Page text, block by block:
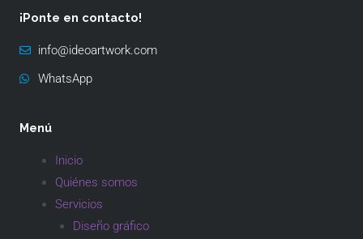
¡Ponte en contacto!
info@ideoartwork.com
WhatsApp
Menú
Inicio
Quiénes somos
Servicios
Diseño gráfico